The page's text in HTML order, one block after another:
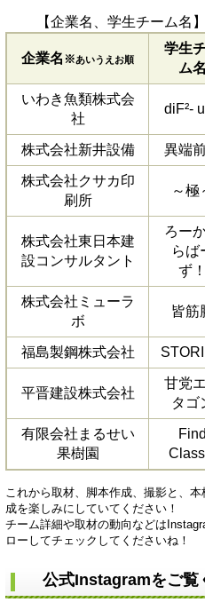
【企業名、学生チーム名】
企業名 ※あいうえお順
学生
ム名
いわき魚類株式会
社
diF²-
株式会社新井設備 異端
株式会社クサカ印
刷所
～極
株式会社東日本建
設コンサルタント
ろー
らば
ず！
株式会社ミューラ
ボ
皆筋
福島製鋼株式会社
平晋建設株式会社
甘党
タゴ
有限会社まるせい
果樹園
Find
これから取材、脚本作成、撮影と、
成を楽しみにしていてください！
チーム詳細や取材の動向などは
ローしてチェックしてくださいね！
公式Instagramをご覧